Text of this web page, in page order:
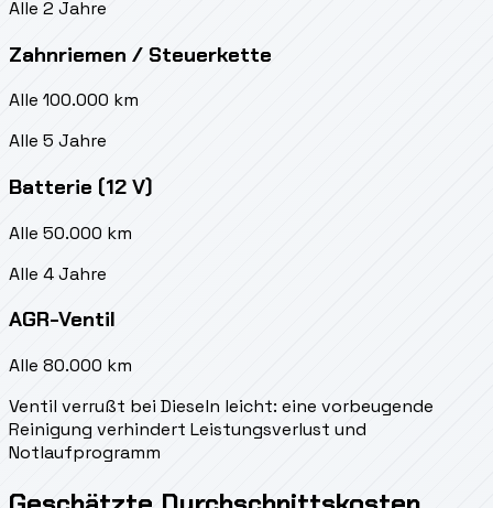
Alle 2 Jahre
Zahnriemen / Steuerkette
Alle 100.000 km
Alle 5 Jahre
Batterie (12 V)
Alle 50.000 km
Alle 4 Jahre
AGR-Ventil
Alle 80.000 km
Ventil verrußt bei Dieseln leicht: eine vorbeugende
Reinigung verhindert Leistungsverlust und
Notlaufprogramm